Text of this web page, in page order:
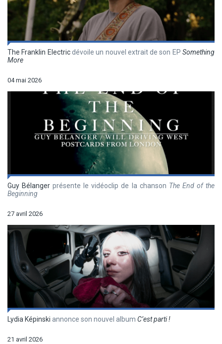
The Franklin Electricdévoile un nouvel extrait de son EPSomething
More
04 mai 2026
Guy Bélanger présente le vidéoclip de la chanson The End of the
Beginning
27 avril 2026
Lydia Képinski annonce son nouvel album C’est parti !
21 avril 2026